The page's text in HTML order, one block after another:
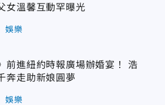
溫馨互動罕曝光
娛樂
前進紐約時報廣場辦婚宴！ 浩
奔走助新娘圓夢
娛樂